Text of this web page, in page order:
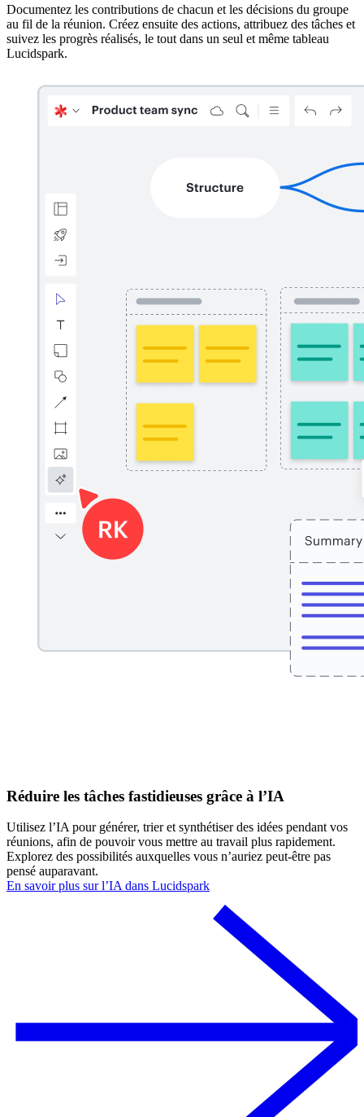
Documentez les contributions de chacun et les décisions du groupe
au fil de la réunion. Créez ensuite des actions, attribuez des tâches et
suivez les progrès réalisés, le tout dans un seul et même tableau
Lucidspark.
Réduire les tâches fastidieuses grâce à l’IA
Utilisez l’IA pour générer, trier et synthétiser des idées pendant vos
réunions, afin de pouvoir vous mettre au travail plus rapidement.
Explorez des possibilités auxquelles vous n’auriez peut-être pas
pensé auparavant.
En savoir plus sur l’IA dans Lucidspark